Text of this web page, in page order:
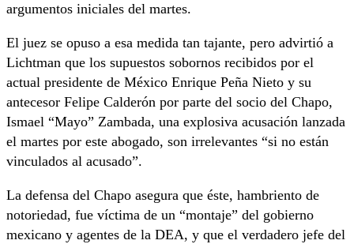
argumentos iniciales del martes.
El juez se opuso a esa medida tan tajante, pero advirtió a
Lichtman que los supuestos sobornos recibidos por el
actual presidente de México Enrique Peña Nieto y su
antecesor Felipe Calderón por parte del socio del Chapo,
Ismael “Mayo” Zambada, una explosiva acusación lanzada
el martes por este abogado, son irrelevantes “si no están
vinculados al acusado”.
La defensa del Chapo asegura que éste, hambriento de
notoriedad, fue víctima de un “montaje” del gobierno
mexicano y agentes de la DEA, y que el verdadero jefe del